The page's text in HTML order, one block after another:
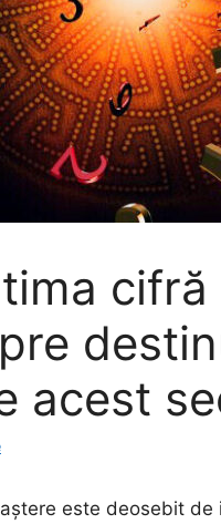
cifră
acest
este deosebit